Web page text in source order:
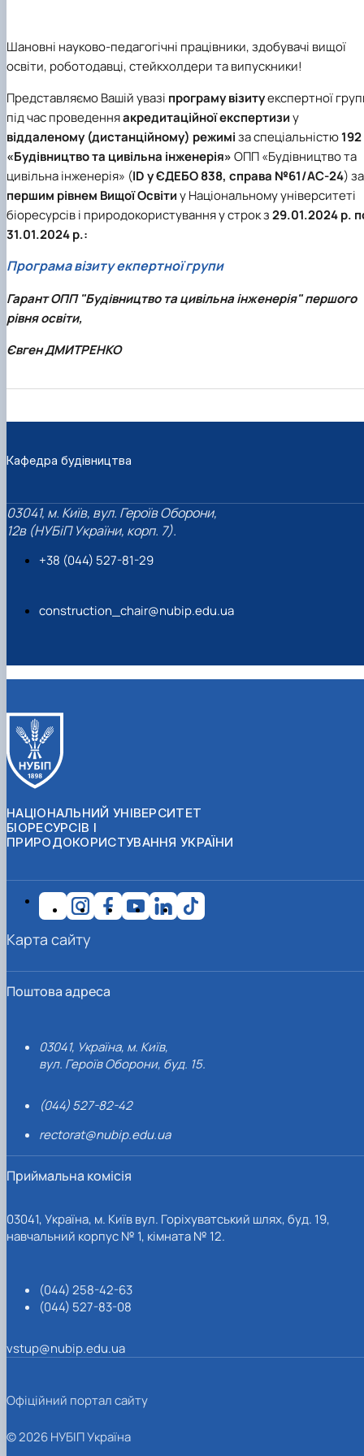
Шановні науково-педагогічні працівники, здобувачі вищої
освіти, роботодавці, стейкхолдери та випускники!
Представляємо Вашій увазі програму візитуекспертної
під час проведенняакредитаційної експертизиу
віддаленому (дистанційному) режиміза спеціальністю192
«Будівництво та цивільна інженерія»ОПП «Будівництво та
цивільна інженерія» (ID у ЄДЕБО 838, справа №61/АС-24) за
першим рівнем Вищої Освітиу Національному університеті
біоресурсів і природокористування у строк з29.01.2024 р.
31.01.2024 р.:
Програма візиту екпертної групи
Гарант ОПП "Будівництво та цивільна інженерія" першого
рівня освіти,
Євген ДМИТРЕНКО
Кафедра будівництва
03041, м. Київ, вул. Героїв Оборони,
12в (НУБіП України, корп. 7).
+38 (044) 527-81-29
construction_chair@nubip.edu.ua
НАЦІОНАЛЬНИЙ УНІВЕРСИТЕТ
БІОРЕСУРСІВ І
ПРИРОДОКОРИСТУВАННЯ УКРАЇНИ
Поштова адреса
03041, Україна, м. Київ,
вул. Героїв Оборони, буд. 15.
(044) 527-82-42
rectorat@nubip.edu.ua
Приймальна комісія
03041, Україна, м. Київ вул. Горіхуватський шлях, буд. 19,
навчальний корпус № 1, кімната № 12.
(044) 258-42-63
(044) 527-83-08
vstup@nubip.edu.ua
Карта сайту
Офіційний портал сайту
© 2026 НУБІП Україна